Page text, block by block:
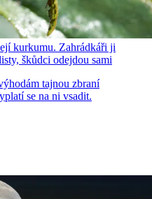
kurkumu. Zahrádkáři ji
škůdci odejdou sami
tajnou zbraní
se na ni vsadit.